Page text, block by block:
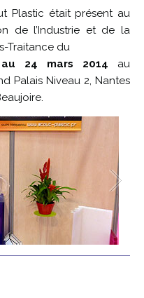
Plastic était présent au
de l’Industrie et de la
Traitance du
24 mars 2014 au
Palais Niveau 2, Nantes